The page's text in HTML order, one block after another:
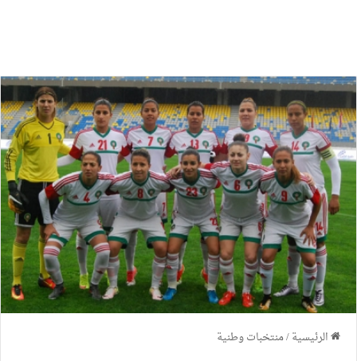
الرئيسية/منتخبات وطنية